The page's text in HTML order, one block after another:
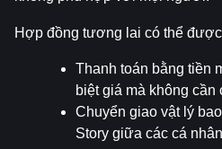
Hợp đồng tương lai có thể
Thanh toán bằng tiền
biệt giá mà không cần
Chuyển giao vật lý
Story giữa các cá